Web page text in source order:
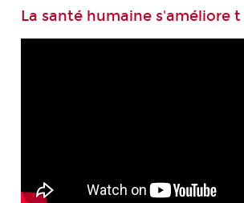
La santé humaine s'améliore t